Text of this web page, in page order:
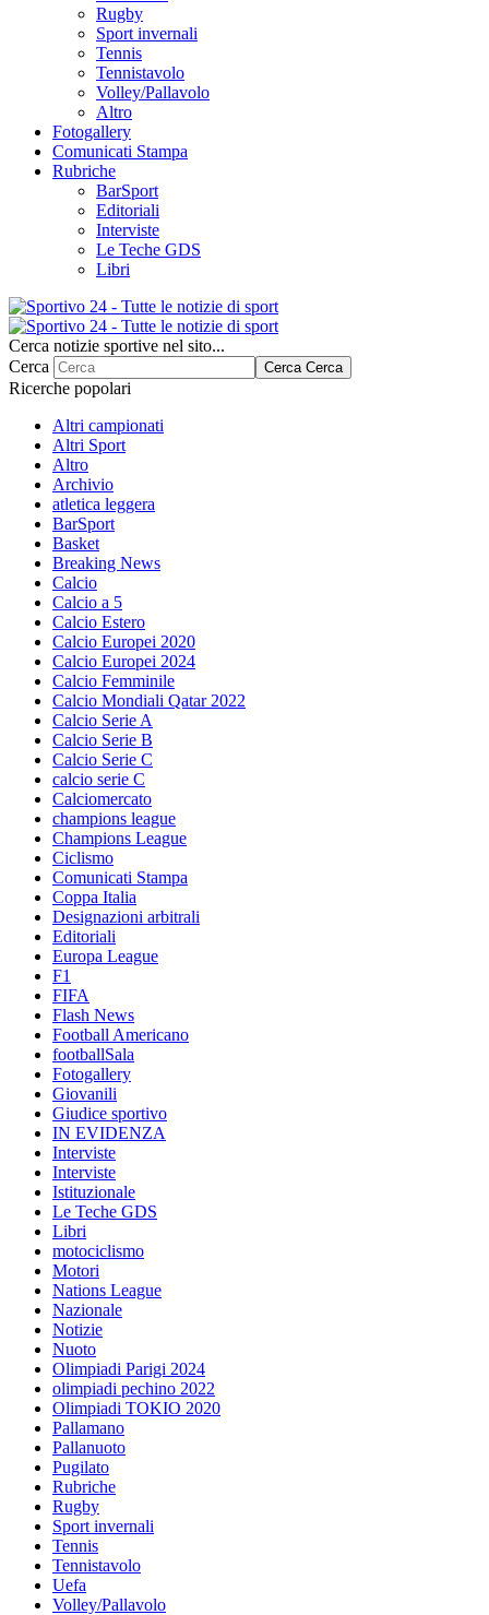
Rugby
Sport invernali
Tennis
Tennistavolo
Volley/Pallavolo
Altro
Fotogallery
Comunicati Stampa
Rubriche
BarSport
Editoriali
Interviste
Le Teche GDS
Libri
Cerca notizie sportive nel sito...
Cerca
Cerca Cerca
Ricerche popolari
Altri campionati
Altri Sport
Altro
Archivio
atletica leggera
BarSport
Basket
Breaking News
Calcio
Calcio a 5
Calcio Estero
Calcio Europei 2020
Calcio Europei 2024
Calcio Femminile
Calcio Mondiali Qatar 2022
Calcio Serie A
Calcio Serie B
Calcio Serie C
calcio serie C
Calciomercato
champions league
Champions League
Ciclismo
Comunicati Stampa
Coppa Italia
Designazioni arbitrali
Editoriali
Europa League
F1
FIFA
Flash News
Football Americano
footballSala
Fotogallery
Giovanili
Giudice sportivo
IN EVIDENZA
Interviste
Interviste
Istituzionale
Le Teche GDS
Libri
motociclismo
Motori
Nations League
Nazionale
Notizie
Nuoto
Olimpiadi Parigi 2024
olimpiadi pechino 2022
Olimpiadi TOKIO 2020
Pallamano
Pallanuoto
Pugilato
Rubriche
Rugby
Sport invernali
Tennis
Tennistavolo
Uefa
Volley/Pallavolo